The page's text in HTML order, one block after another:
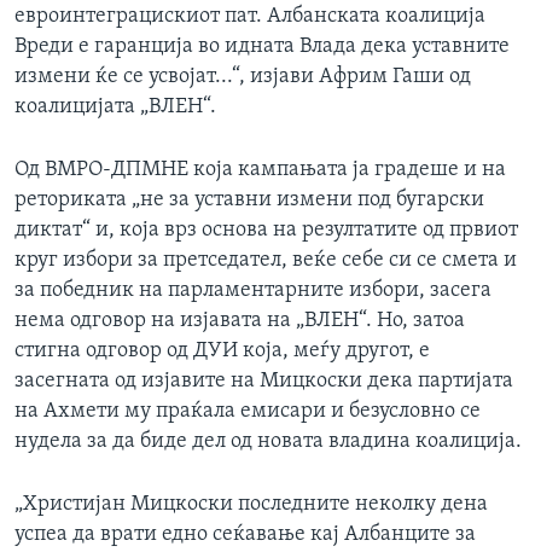
евроинтеграцискиот пат. Албанската коалиција
Вреди е гаранција во идната Влада дека уставните
измени ќе се усвојат...“, изјави Африм Гаши од
коалицијата „ВЛЕН“.
Од ВМРО-ДПМНЕ која кампањата ја градеше и на
реториката „не за уставни измени под бугарски
диктат“ и, која врз основа на резултатите од првиот
круг избори за претседател, веќе себе си се смета и
за победник на парламентарните избори, засега
нема одговор на изјавата на „ВЛЕН“. Но, затоа
стигна одговор од ДУИ која, меѓу другот, е
засегната од изјавите на Мицкоски дека партијата
на Ахмети му праќала емисари и безусловно се
нудела за да биде дел од новата владина коалиција.
„Христијан Мицкоски последните неколку дена
успеа да врати едно сеќавање кај Албанците за